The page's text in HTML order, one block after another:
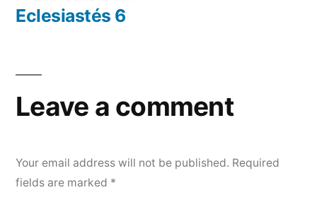
Eclesiastés 6
Leave a comment
Your email address will not be published. Required
fields are marked *